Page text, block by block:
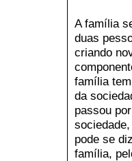
A família
duas
criando
família
da
passou
pode se
família,